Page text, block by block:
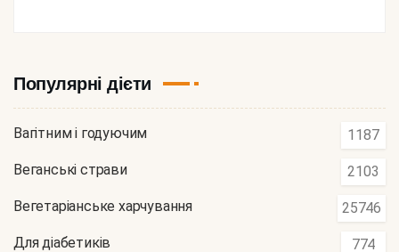
Популярні дієти
Вагітним і годуючим 1187
Веганські страви 2103
Вегетаріанське харчування 25746
Для діабетиків 774